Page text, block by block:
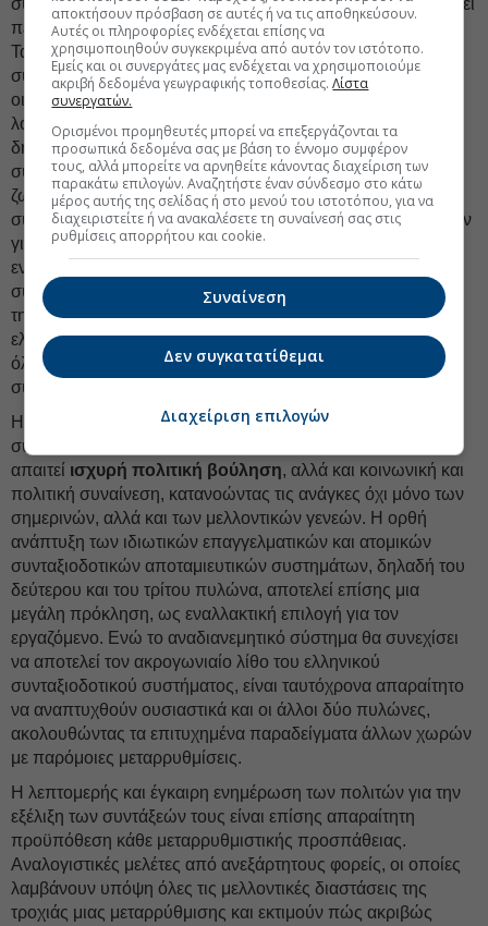
σύστημα και έτσι κατέστη σαφές ότι δεν μπορούσε να αντέξει
περισσότερα ελλείμματα.
Τα μέτρα που ελήφθησαν για τη μείωση των δημόσιων
συνταξιοδοτικών δαπανών ωςέσχατες λύσειςεν μέσω
οικονομικής κρίσης, άφησαν βαθιά ρήγματα στο σύστημα,
λόγω των πολλαπλών και οριζόντιων περικοπών στις
δημόσιες συντάξεις. Ωστόσο, αν και εκείνη την εποχή τα
συγκεκριμένα μέτρα ήταν απαραίτητα, δεν αποτέλεσαν
ζωτική λύση για το πρόβλημα. Η εξίσωση των ηλικιών
συνταξιοδότησης ανδρών και γυναικών, η παροχή κινήτρων
για τον περιορισμό της πρόωρης συνταξιοδότησης, η
ενοποίηση των συνταξιοδοτικών ταμείων, η εξάρτηση των
συνταξιοδοτικών παροχών από το σύνολο των αποδοχών
της επαγγελματικής ζωής, ήταν επίσης μέτρα που
ελήφθησαν προς τη σωστή κατεύθυνση. Ωστόσο, σχεδόν
όλες οι μεταρρυθμίσεις αφορούσαν τον δημόσιο πυλώνα
συντάξεων.
Η βαθύτερη κατανόηση των προβληματικών πτυχών του
συστήματος και η εφαρμογή αποτελεσματικών λύσεων
απαιτεί ισχυρή πολιτική βούληση, αλλά και κοινωνική και
πολιτική συναίνεση, κατανοώντας τις ανάγκες όχι μόνο των
σημερινών, αλλά και των μελλοντικών γενεών. Η ορθή
ανάπτυξη των ιδιωτικών επαγγελματικών και ατομικών
συνταξιοδοτικών αποταμιευτικών συστημάτων, δηλαδή του
δεύτερου και του τρίτου πυλώνα, αποτελεί επίσης μια
μεγάλη πρόκληση, ως εναλλακτική επιλογή για τον
εργαζόμενο. Ενώ το αναδιανεμητικό σύστημα θα συνεχίσει
να αποτελεί τον ακρογωνιαίο λίθο του ελληνικού
συνταξιοδοτικού συστήματος, είναι ταυτόχρονα απαραίτητο
να αναπτυχθούν ουσιαστικά και οι άλλοι δύο πυλώνες,
ακολουθώντας τα επιτυχημένα παραδείγματα άλλων χωρών
με παρόμοιες μεταρρυθμίσεις.
Η λεπτομερής και έγκαιρη ενημέρωση των πολιτών για την
εξέλιξη των συντάξεών τους είναι επίσης απαραίτητη
προϋπόθεση κάθε μεταρρυθμιστικής προσπάθειας.
Αναλογιστικές μελέτες από ανεξάρτητους φορείς, οι οποίες
λαμβάνουν υπόψη όλες τις μελλοντικές διαστάσεις της
τροχιάς μιας μεταρρύθμισης και εκτιμούν πώς ακριβώς
αποκτήσουν πρόσβαση σε αυτές ή να τις αποθηκεύσουν.
Αυτές οι πληροφορίες ενδέχεται επίσης να
χρησιμοποιηθούν συγκεκριμένα από αυτόν τον ιστότοπο.
Εμείς και οι συνεργάτες μας ενδέχεται να χρησιμοποιούμε
ακριβή δεδομένα γεωγραφικής τοποθεσίας.Λίστα
συνεργατών.
Ορισμένοι προμηθευτές μπορεί να επεξεργάζονται τα
προσωπικά δεδομένα σας με βάση το έννομο συμφέρον
τους, αλλά μπορείτε να αρνηθείτε κάνοντας διαχείριση των
παρακάτω επιλογών. Αναζητήστε έναν σύνδεσμο στο κάτω
μέρος αυτής της σελίδας ή στο μενού του ιστοτόπου, για να
διαχειριστείτε ή να ανακαλέσετε τη συναίνεσή σας στις
ρυθμίσεις απορρήτου και cookie.
Συναίνεση
Δεν συγκατατίθεμαι
Διαχείριση επιλογών